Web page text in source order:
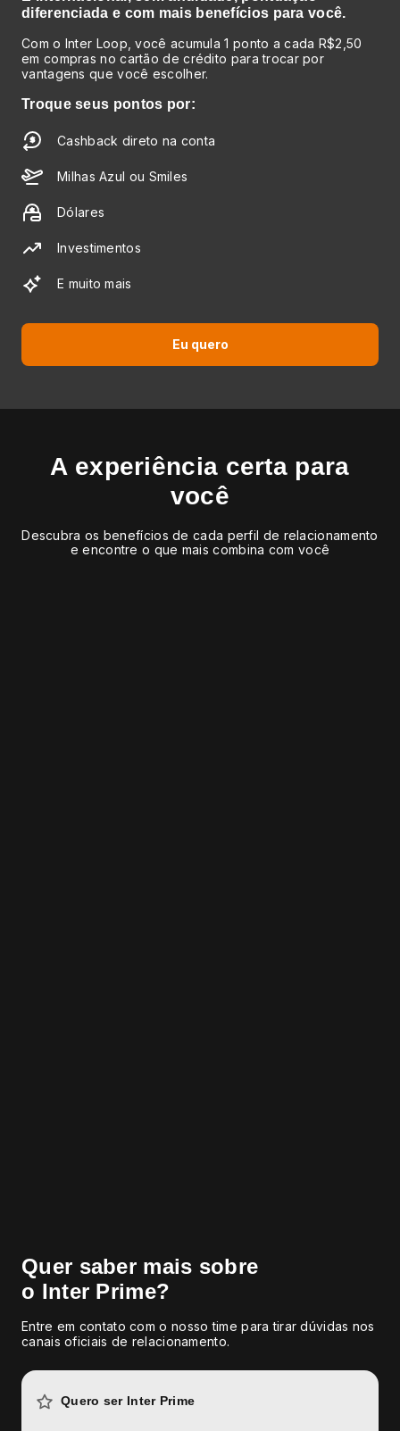
diferenciada e com mais benefícios para você.
Com o Inter Loop, você acumula 1 ponto a cada R$2,50
em compras no cartão de crédito para trocar por
vantagens que você escolher.
Troque seus pontos por:
Cashback direto na conta
Milhas Azul ou Smiles
Dólares
Investimentos
E muito mais
Eu quero
A experiência certa para
você
Descubra os benefícios de cada perfil de relacionamento
e encontre o que mais combina com você
Quer saber mais sobre
o Inter Prime?
Entre em contato com o nosso time para tirar dúvidas nos
canais oficiais de relacionamento.
Quero ser Inter Prime